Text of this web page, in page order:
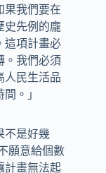
我們要在
史先例的龐
這項計畫必
。我們必須
人民生活品
。」
不是好幾
願意給個數
計畫無法起